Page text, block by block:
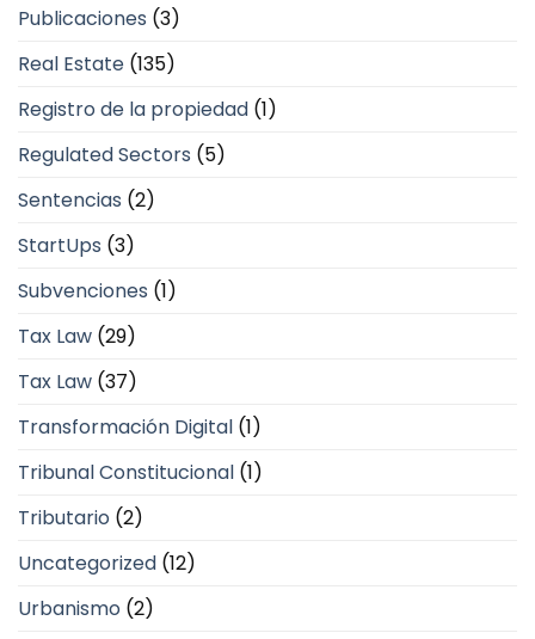
Publicaciones (3)
Real Estate (135)
Registro de la propiedad (1)
Regulated Sectors (5)
Sentencias (2)
StartUps (3)
Subvenciones (1)
Tax Law (29)
Tax Law (37)
Transformación Digital (1)
Tribunal Constitucional (1)
Tributario (2)
Uncategorized (12)
Urbanismo (2)